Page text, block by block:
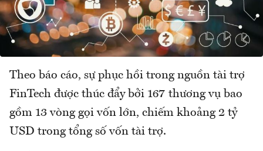
Theo báo cáo, sự phục hồi trong nguồn tài trợ
FinTech được thúc đẩy bởi 167 thương vụ bao
gồm 13 vòng gọi vốn lớn, chiếm khoảng 2 tỷ
USD trong tổng số vốn tài trợ.